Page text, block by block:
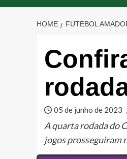
HOME FUTEBOL
05 de junho de 2023
A quarta rodada do
jogos prosseguiram